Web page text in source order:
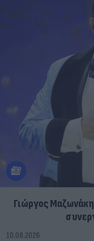
Γιώργος
10.08.2026